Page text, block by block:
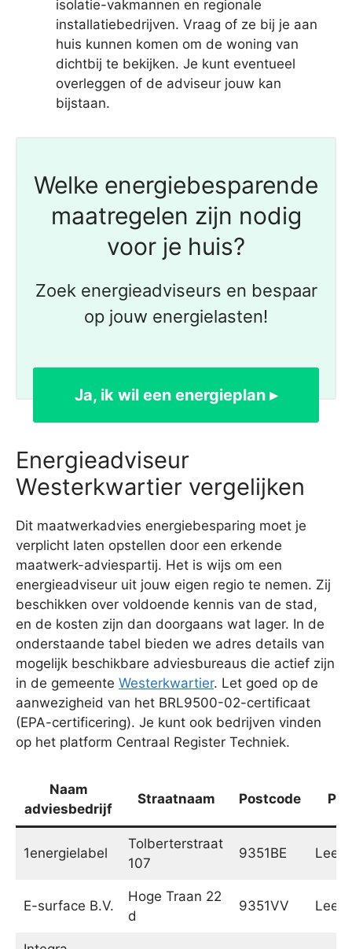
isolatie-vakmannen en regionale
installatiebedrijven. Vraag of ze bij je aan
huis kunnen komen om de woning van
dichtbij te bekijken. Je kunt eventueel
overleggen of de adviseur jouw kan
bijstaan.
Welke energiebesparende
maatregelen zijn nodig
voor je huis?
Zoek energieadviseurs en bespaar
op jouw energielasten!
Ja, ik wil een energieplan ▸
Energieadviseur
Westerkwartier vergelijken
Dit maatwerkadvies energiebesparing moet je
verplicht laten opstellen door een erkende
maatwerk-adviespartij. Het is wijs om een
energieadviseur uit jouw eigen regio te nemen. Zij
beschikken over voldoende kennis van de stad,
en de kosten zijn dan doorgaans wat lager. In de
onderstaande tabel bieden we adres details van
mogelijk beschikbare adviesbureaus die actief zijn
in de gemeente Westerkwartier. Let goed op de
aanwezigheid van het BRL9500-02-certificaat
(EPA-certificering). Je kunt ook bedrijven vinden
op het platform Centraal Register Techniek.
Naam
adviesbedrijf
Straatnaam Postcode
1energielabel
Tolberterstraat
107
9351BE Leek
E-surface B.V.
Hoge Traan 22
d
9351VV Leek